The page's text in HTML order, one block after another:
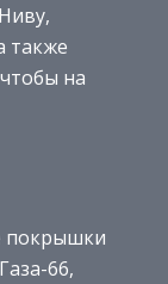
также
на
покрышки
66,